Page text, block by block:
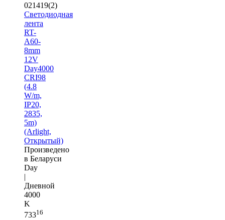
021419(2)
Светодиодная
лента
RT-
A60-
8mm
12V
Day4000
CRI98
(4.8
W/m,
IP20,
2835,
5m)
(Arlight,
Открытый)
Произведено
в Беларуси
Day
|
Дневной
4000
K
73316